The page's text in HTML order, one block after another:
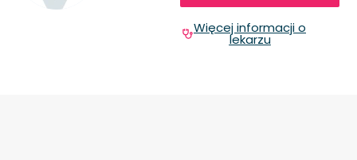
Więcej informacji o
lekarzu